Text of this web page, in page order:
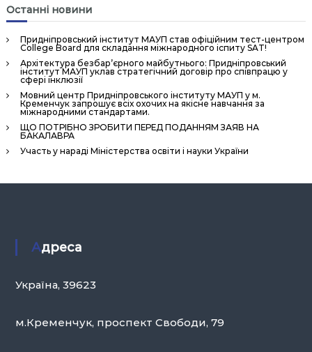
Останні новини
Придніпровський інститут МАУП став офіційним тест-центром
College Board для складання міжнародного іспиту SAT!
Архітектура безбар’єрного майбутнього: Придніпровський
інститут МАУП уклав стратегічний договір про співпрацю у
сфері інклюзії
Мовний центр Придніпровського інституту МАУП у м.
Кременчук запрошує всіх охочих на якісне навчання за
міжнародними стандартами.
ЩО ПОТРІБНО ЗРОБИТИ ПЕРЕД ПОДАННЯМ ЗАЯВ НА
БАКАЛАВРА
Участь у нараді Міністерства освіти і науки України
Адреса
Україна, 39623
м.Кременчук, проспект Свободи, 79